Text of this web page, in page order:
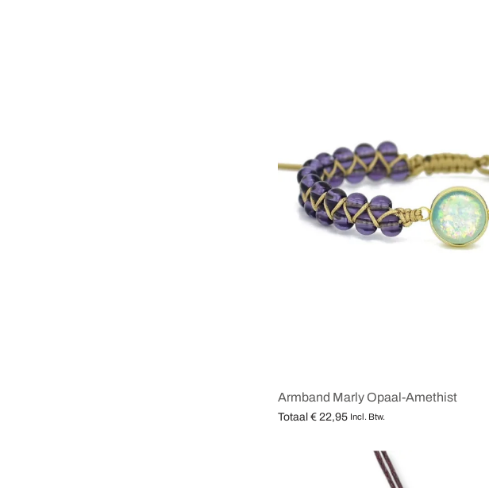
Armband Marly Opaal-Amethist
Totaal € 22,95 Incl. Btw.